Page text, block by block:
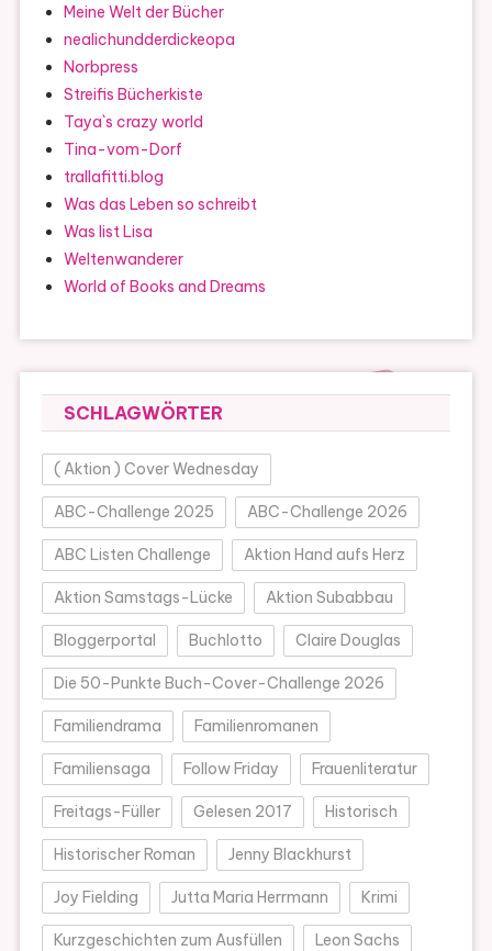
Meine Welt der Bücher
nealichundderdickeopa
Norbpress
Streifis Bücherkiste
Taya`s crazy world
Tina-vom-Dorf
trallafitti.blog
Was das Leben so schreibt
Was list Lisa
Weltenwanderer
World of Books and Dreams
SCHLAGWÖRTER
( Aktion ) Cover Wednesday
ABC-Challenge 2025 ABC-Challenge 2026
ABC Listen Challenge Aktion Hand aufs Herz
Aktion Samstags-Lücke Aktion Subabbau
Bloggerportal Buchlotto Claire Douglas
Die 50-Punkte Buch-Cover-Challenge 2026
Familiendrama Familienromanen
Familiensaga Follow Friday Frauenliteratur
Freitags-Füller Gelesen 2017 Historisch
Historischer Roman Jenny Blackhurst
Joy Fielding Jutta Maria Herrmann Krimi
Kurzgeschichten zum Ausfüllen Leon Sachs